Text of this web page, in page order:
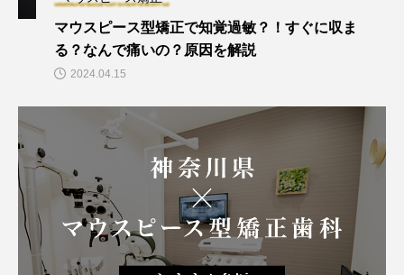
マウスピース型矯正で知覚過敏？！すぐに収ま
る？なんで痛いの？原因を解説
2024.04.15